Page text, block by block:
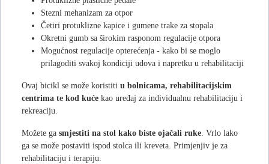
Stezni mehanizam za otpor
Četiri protuklizne kapice i gumene trake za stopala
Okretni gumb sa širokim rasponom regulacije otpora
Mogućnost regulacije opterećenja - kako bi se moglo
prilagoditi svakoj kondiciji udova i napretku u rehabilitaciji
Ovaj bicikl se može koristiti u bolnicama, rehabilitacijskim
centrima te kod kuće kao uređaj za individualnu rehabilitaciju i
rekreaciju.
Možete ga smjestiti na stol kako biste ojačali ruke . Vrlo lako
ga se može postaviti ispod stolca ili kreveta. Primjenjiv je za
rehabilitaciju i terapiju.